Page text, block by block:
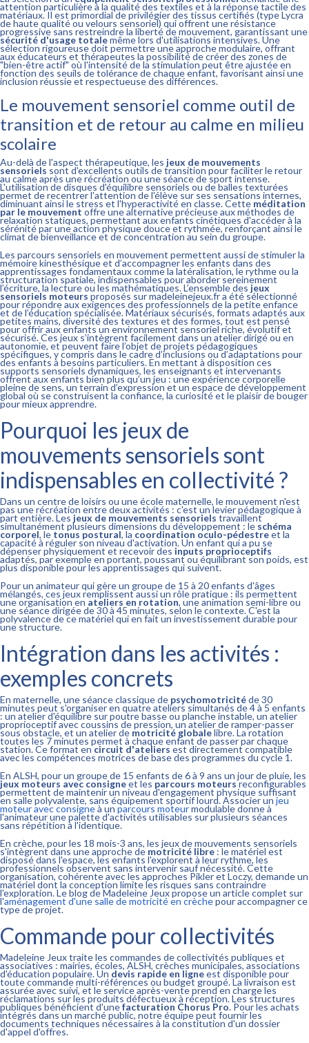
attention particulière à la qualité des textiles et à la réponse tactile des
matériaux. Il est primordial de privilégier des tissus certifiés (type Lycra
de haute qualité ou velours sensoriel) qui offrent une résistance
progressive sans restreindre la liberté de mouvement, garantissant une
sécurité d'usage totalemême lors d'utilisations intensives. Une
sélection rigoureuse doit permettre une approche modulaire, offrant
aux éducateurs et thérapeutes la possibilité de créer des zones de
"bien-être actif" où l'intensité de la stimulation peut être ajustée en
fonction des seuils de tolérance de chaque enfant, favorisant ainsi une
inclusion réussie et respectueuse des différences.
Le mouvement sensoriel comme outil de
transition et de retour au calme en milieu
scolaire
Au-delà de l'aspect thérapeutique, les jeux de mouvements
sensoriels sont d'excellents outils de transition pour faciliter le retour
au calme après une récréation ou une séance de sport intense.
L'utilisation de disques d'équilibre sensoriels ou de balles texturées
permet de recentrer l'attention de l'élève sur ses sensations internes,
diminuant ainsi le stress et l'hyperactivité en classe. Cette méditation
par le mouvement offre une alternative précieuse aux méthodes de
relaxation statiques, permettant aux enfants cinétiques d'accéder à la
sérénité par une action physique douce et rythmée, renforçant ainsi le
climat de bienveillance et de concentration au sein du groupe.
Les parcours sensoriels en mouvement permettent aussi de stimuler la
mémoire kinesthésique et d’accompagner les enfants dans des
apprentissages fondamentaux comme la latéralisation, le rythme ou la
structuration spatiale, indispensables pour aborder sereinement
l’écriture, la lecture ou les mathématiques. L’ensemble des jeux
sensoriels moteurs proposés sur madeleinejeux.fr a été sélectionné
pour répondre aux exigences des professionnels de la petite enfance
et de l’éducation spécialisée. Matériaux sécurisés, formats adaptés aux
petites mains, diversité des textures et des formes, tout est pensé
pour offrir aux enfants un environnement sensoriel riche, évolutif et
sécurisé. Ces jeux s’intègrent facilement dans un atelier dirigé ou en
autonomie, et peuvent faire l’objet de projets pédagogiques
spécifiques, y compris dans le cadre d’inclusions ou d’adaptations pour
des enfants à besoins particuliers. En mettant à disposition ces
supports sensoriels dynamiques, les enseignants et intervenants
offrent aux enfants bien plus qu’un jeu : une expérience corporelle
pleine de sens, un terrain d’expression et un espace de développement
global où se construisent la confiance, la curiosité et le plaisir de bouger
pour mieux apprendre.
Pourquoi les jeux de
mouvements sensoriels sont
indispensables en collectivité ?
Dans un centre de loisirs ou une école maternelle, le mouvement n'est
pas une récréation entre deux activités : c'est un levier pédagogique à
part entière. Les jeux de mouvements sensoriels travaillent
simultanément plusieurs dimensions du développement : le schéma
corporel, le tonus postural, la coordination oculo-pédestreet la
capacité à réguler son niveau d'activation. Un enfant qui a pu se
dépenser physiquement et recevoir des inputs proprioceptifs
adaptés, par exemple en portant, poussant ou équilibrant son poids, est
plus disponible pour les apprentissages qui suivent.
Pour un animateur qui gère un groupe de 15 à 20 enfants d'âges
mélangés, ces jeux remplissent aussi un rôle pratique : ils permettent
une organisation en ateliers en rotation, une animation semi-libre ou
une séance dirigée de 30 à 45 minutes, selon le contexte. C'est la
polyvalence de ce matériel qui en fait un investissement durable pour
une structure.
Intégration dans les activités :
exemples concrets
En maternelle, une séance classique de psychomotricitéde 30
minutes peut s'organiser en quatre ateliers simultanés de 4 à 5 enfants
: un atelier d'équilibre sur poutre basse ou planche instable, un atelier
proprioceptif avec coussins de pression, un atelier de ramper-passer
sous obstacle, et un atelier de motricité globalelibre. La rotation
toutes les 7 minutes permet à chaque enfant de passer par chaque
station. Ce format encircuit d'ateliers est directement compatible
avec les compétences motrices de base des programmes du cycle 1.
En ALSH, pour un groupe de 15 enfants de 6 à 9 ans un jour de pluie, les
jeux moteurs avec consigneet les parcours moteursreconfigurables
permettent de maintenir un niveau d'engagement physique suffisant
en salle polyvalente, sans équipement sportif lourd. Associer un jeu
moteur avec consigneà un parcours moteurmodulable donne à
l'animateur une palette d'activités utilisables sur plusieurs séances
sans répétition à l'identique.
En crèche, pour les 18 mois-3 ans, les jeux de mouvements sensoriels
s'intègrent dans une approche de motricité libre : le matériel est
disposé dans l'espace, les enfants l'explorent à leur rythme, les
professionnels observent sans intervenir sauf nécessité. Cette
organisation, cohérente avec les approches Pikler et Loczy, demande un
matériel dont la conception limite les risques sans contraindre
l'exploration. Le blog de Madeleine Jeux propose un article complet sur
l'aménagement d'une salle de motricité en crèchepour accompagner ce
type de projet.
Commande pour collectivités
Madeleine Jeux traite les commandes de collectivités publiques et
associatives : mairies, écoles, ALSH, crèches municipales, associations
d'éducation populaire. Un devis rapide en ligneest disponible pour
toute commande multi-références ou budget groupé. La livraison est
assurée avec suivi, et le service après-vente prend en charge les
réclamations sur les produits défectueux à réception. Les structures
publiques bénéficient d'unefacturation Chorus Pro. Pour les achats
intégrés dans un marché public, notre équipe peut fournir les
documents techniques nécessaires à la constitution d'un dossier
d'appel d'offres.